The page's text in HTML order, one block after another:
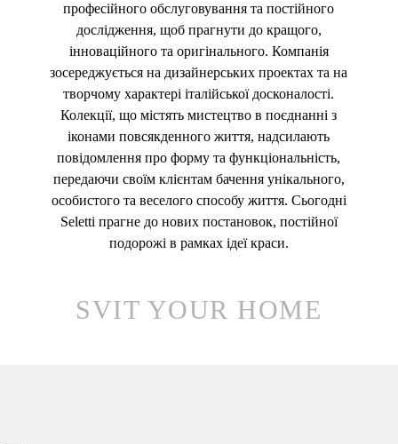
професійного обслуговування та постійного
дослідження, щоб прагнути до кращого,
інноваційного та оригінального. Компанія
зосереджується на дизайнерських проектах та на
творчому характері італійської досконалості.
Колекції, що містять мистецтво в поєднанні з
іконами повсякденного життя, надсилають
повідомлення про форму та функціональність,
передаючи своїм клієнтам бачення унікального,
особистого та веселого способу життя. Сьогодні
Seletti прагне до нових постановок, постійної
подорожі в рамках ідеї краси.
SVIT YOUR HOME